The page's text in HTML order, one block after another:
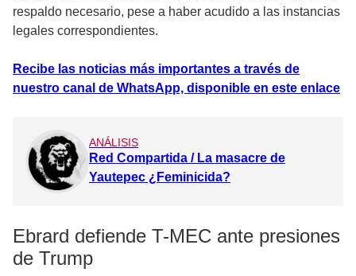
respaldo necesario, pese a haber acudido a las instancias
legales correspondientes.
Recibe las noticias más importantes a través de
nuestro canal de WhatsApp, disponible en este enlace
ANÁLISIS
Red Compartida / La masacre de
Yautepec ¿Feminicida?
Ebrard defiende T-MEC ante presiones
de Trump